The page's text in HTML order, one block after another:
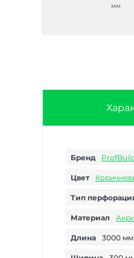
мм
Бренд
Цвет
Тип
Материал
Длина 3000 мм